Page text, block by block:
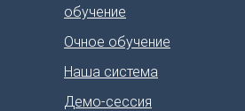
обучение
Очное обучение
Наша система
Демо-сессия